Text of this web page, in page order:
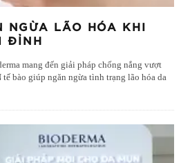
NGỪA LÃO HÓA KHI
ĐỈNH
mang đến giải pháp chống nắng vượt
bào giúp ngăn ngừa tình trạng lão hóa da